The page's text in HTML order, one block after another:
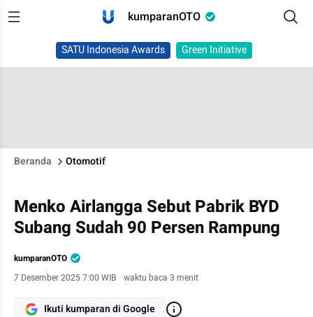
kumparanOTO
SATU Indonesia Awards Green Initiative
Beranda Otomotif
Menko Airlangga Sebut Pabrik BYD
Subang Sudah 90 Persen Rampung
kumparanOTO
7 Desember 2025 7:00 WIB · waktu baca 3 menit
Ikuti kumparan di Google